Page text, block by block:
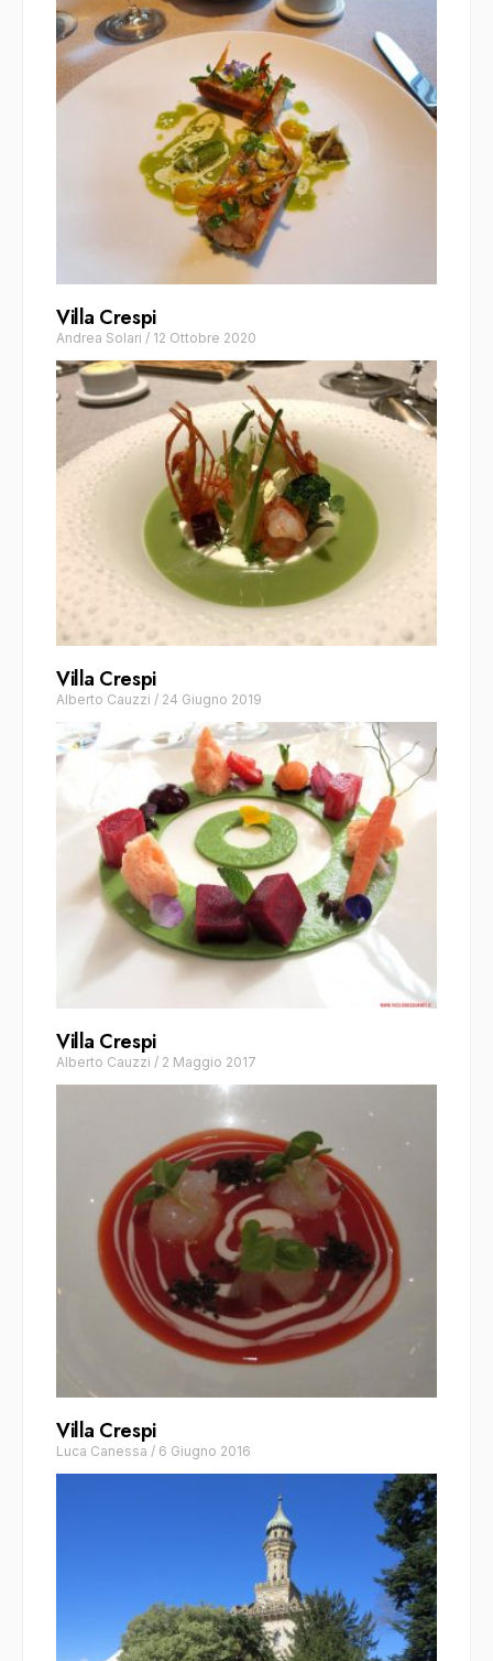
Villa Crespi
Andrea Solari / 12 Ottobre 2020
Villa Crespi
Alberto Cauzzi / 24 Giugno 2019
Villa Crespi
Alberto Cauzzi / 2 Maggio 2017
Villa Crespi
Luca Canessa / 6 Giugno 2016